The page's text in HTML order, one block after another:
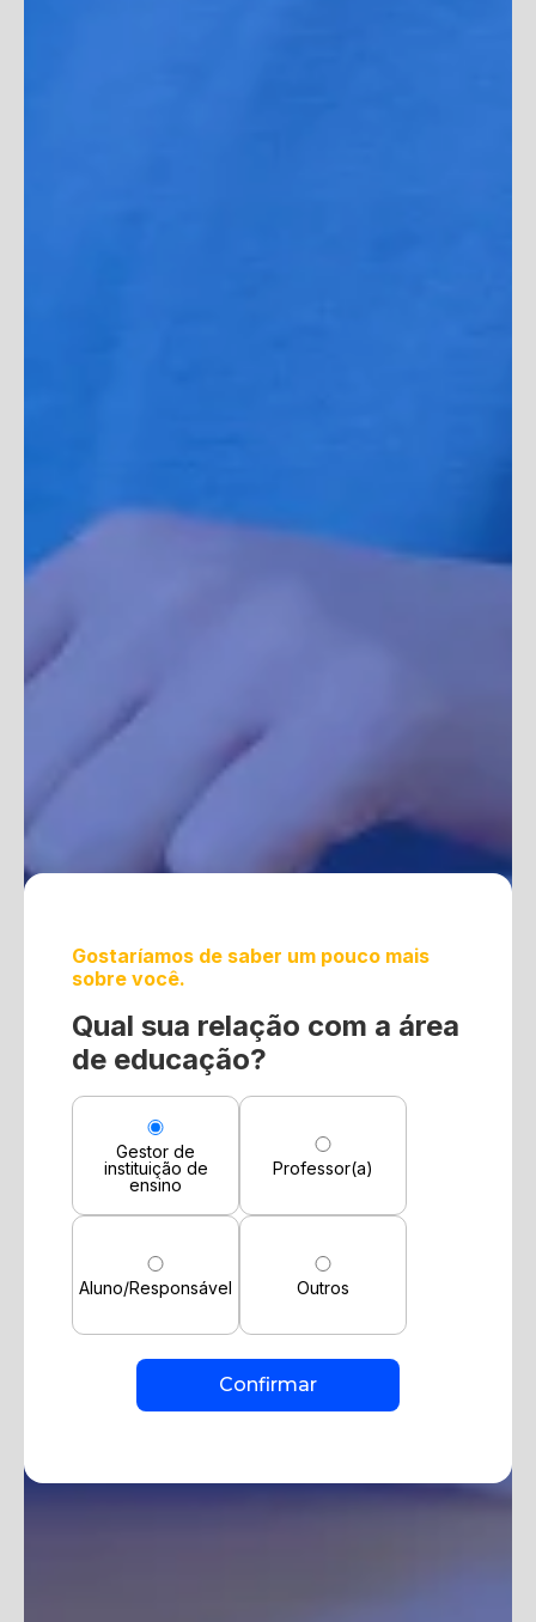
Gostaríamos de saber um pouco mais
sobre você.
Qual sua relação com a área
de educação?
Gestor de
instituição de
ensino
Professor(a)
Aluno/Responsável Outros